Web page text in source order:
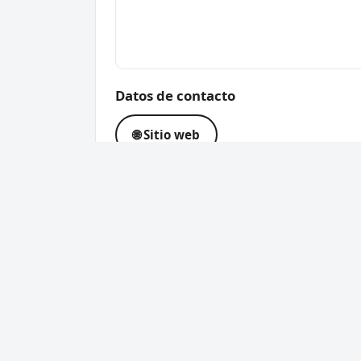
Datos de contacto
🌐 Sitio web